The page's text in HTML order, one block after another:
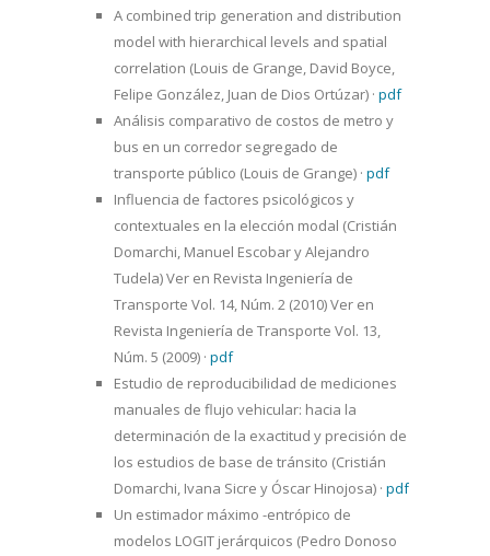
A combined trip generation and distribution
model with hierarchical levels and spatial
correlation (Louis de Grange, David Boyce,
Felipe González, Juan de Dios Ortúzar) · pdf
Análisis comparativo de costos de metro y
bus en un corredor segregado de
transporte público (Louis de Grange) · pdf
Influencia de factores psicológicos y
contextuales en la elección modal (Cristián
Domarchi, Manuel Escobar y Alejandro
Tudela) Ver en Revista Ingeniería de
Transporte Vol. 14, Núm. 2 (2010) Ver en
Revista Ingeniería de Transporte Vol. 13,
Núm. 5 (2009) · pdf
Estudio de reproducibilidad de mediciones
manuales de flujo vehicular: hacia la
determinación de la exactitud y precisión de
los estudios de base de tránsito (Cristián
Domarchi, Ivana Sicre y Óscar Hinojosa) · pdf
Un estimador máximo -entrópico de
modelos LOGIT jerárquicos (Pedro Donoso